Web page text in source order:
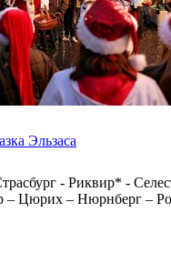
Эльзаса
- Риквир* -
– Цюрих – Нюрнберг –